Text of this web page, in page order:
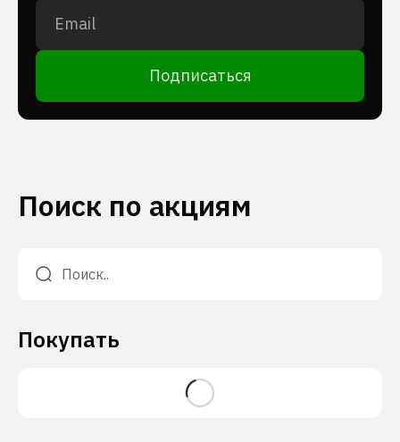
Подписаться
Поиск по акциям
Покупать